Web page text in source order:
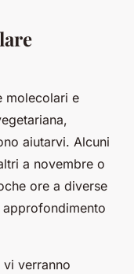
molecolari e
aiutarvi. Alcuni
a novembre o
ore a diverse
vi verranno